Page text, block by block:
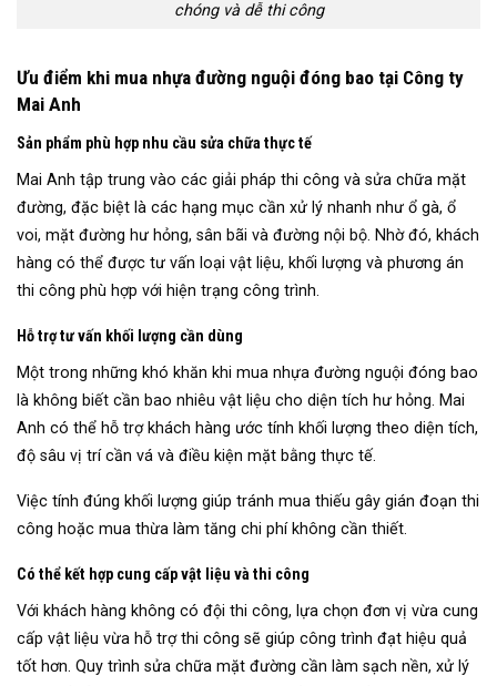
chóng và dễ thi công
Ưu điểm khi mua nhựa đường nguội đóng bao tại Công ty
Mai Anh
Sản phẩm phù hợp nhu cầu sửa chữa thực tế
Mai Anh tập trung vào các giải pháp thi công và sửa chữa mặt
đường, đặc biệt là các hạng mục cần xử lý nhanh như ổ gà, ổ
voi, mặt đường hư hỏng, sân bãi và đường nội bộ. Nhờ đó, khách
hàng có thể được tư vấn loại vật liệu, khối lượng và phương án
thi công phù hợp với hiện trạng công trình.
Hỗ trợ tư vấn khối lượng cần dùng
Một trong những khó khăn khi mua nhựa đường nguội đóng bao
là không biết cần bao nhiêu vật liệu cho diện tích hư hỏng. Mai
Anh có thể hỗ trợ khách hàng ước tính khối lượng theo diện tích,
độ sâu vị trí cần vá và điều kiện mặt bằng thực tế.
Việc tính đúng khối lượng giúp tránh mua thiếu gây gián đoạn thi
công hoặc mua thừa làm tăng chi phí không cần thiết.
Có thể kết hợp cung cấp vật liệu và thi công
Với khách hàng không có đội thi công, lựa chọn đơn vị vừa cung
cấp vật liệu vừa hỗ trợ thi công sẽ giúp công trình đạt hiệu quả
tốt hơn. Quy trình sửa chữa mặt đường cần làm sạch nền, xử lý